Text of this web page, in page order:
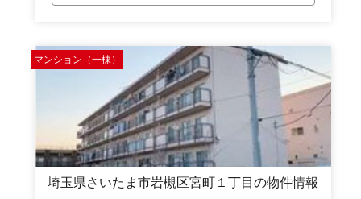
マンション（一棟）
埼玉県さいたま市岩槻区宮町１丁目の物件情報